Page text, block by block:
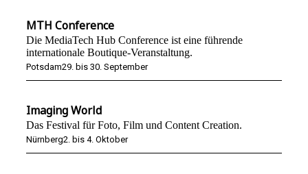
MTH Conference
Die MediaTech Hub Conference ist eine führende
internationale Boutique-Veranstaltung.
Potsdam29. bis 30. September
Imaging World
Das Festival für Foto, Film und Content Creation.
Nürnberg2. bis 4. Oktober